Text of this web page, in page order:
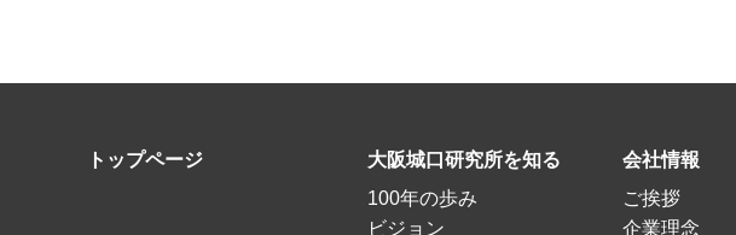
トップページ
大阪城口研究所を知る
100年の歩み
ビジョン
会社情報
ご挨拶
企業理念